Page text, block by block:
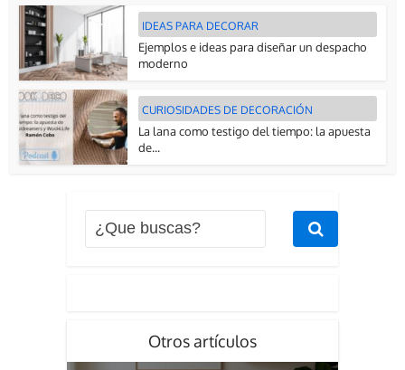
IDEAS PARA DECORAR
Ejemplos e ideas para diseñar un despacho
moderno
CURIOSIDADES DE DECORACIÓN
La lana como testigo del tiempo: la apuesta
de...
Otros artículos